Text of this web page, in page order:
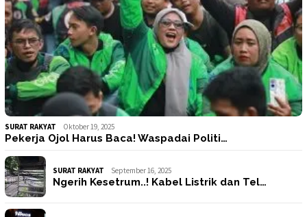
SURAT RAKYAT Oktober 19, 2025
Pekerja Ojol Harus Baca! Waspadai Politi…
SURAT RAKYAT September 16, 2025
Ngerih Kesetrum..! Kabel Listrik dan Tel…